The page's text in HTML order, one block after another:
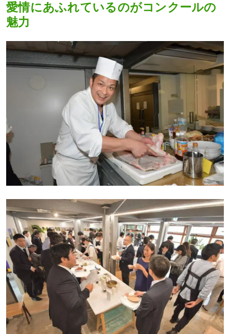
愛情にあふれているのがコンクールの
魅力